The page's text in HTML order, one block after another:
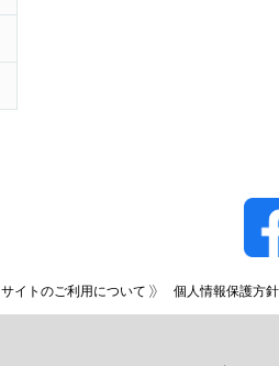
サイトのご利用について 個人情報保護方針